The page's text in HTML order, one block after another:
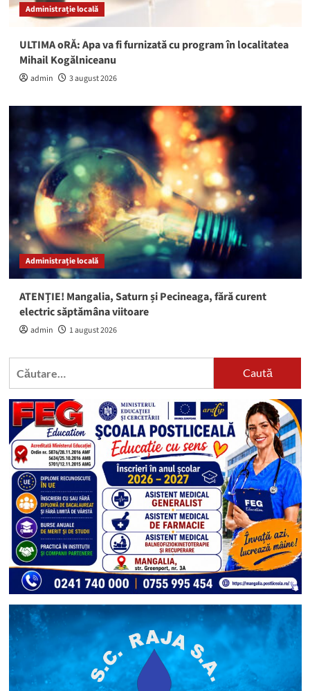
Administrație locală
ULTIMA oRĂ: Apa va fi furnizată cu program în localitatea
Mihail Kogălniceanu
admin 3 august 2026
Administrație locală
ATENȚIE! Mangalia, Saturn și Pecineaga, fără curent
electric săptămâna viitoare
admin 1 august 2026
Caută